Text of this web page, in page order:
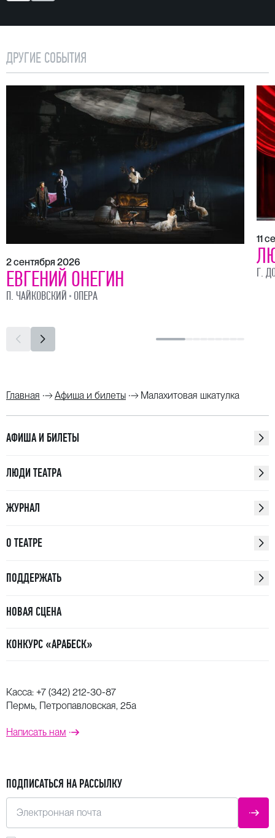
ДРУГИЕ СОБЫТИЯ
2 сентября 2026
ЕВГЕНИЙ ОНЕГИН
П. ЧАЙКОВСКИЙ ОПЕРА
11
Г.
Главная Афиша и билеты Малахитовая шкатулка
АФИША И БИЛЕТЫ
ЛЮДИ ТЕАТРА
ЖУРНАЛ
О ТЕАТРЕ
ПОДДЕРЖАТЬ
НОВАЯ СЦЕНА
КОНКУРС «АРАБЕСК»
Касса: +7 (342) 212-30-87
Пермь, Петропавловская, 25а
Написать нам
ПОДПИСАТЬСЯ НА РАССЫЛКУ
Электронная почта